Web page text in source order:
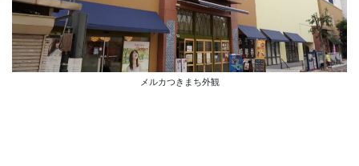
メルカつきまち外観